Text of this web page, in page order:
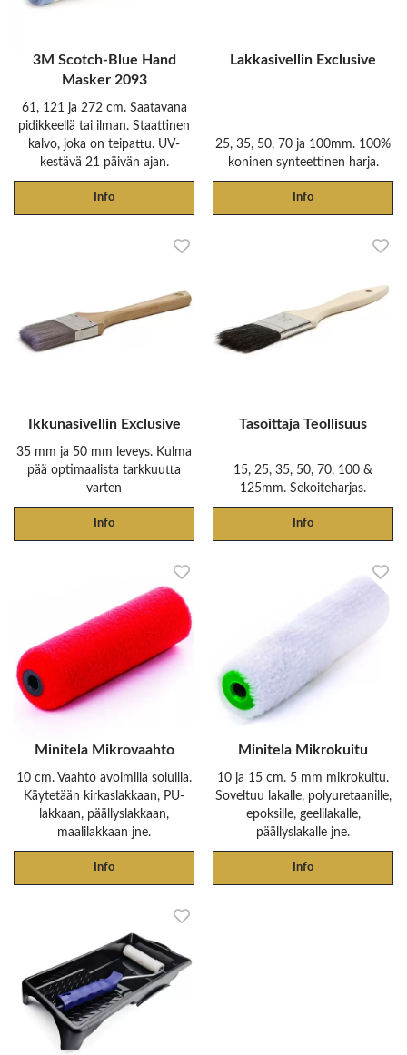
3M Scotch-Blue Hand
Masker 2093
61, 121 ja 272 cm. Saatavana
pidikkeellä tai ilman. Staattinen
kalvo, joka on teipattu. UV-
kestävä 21 päivän ajan.
Info
Lakkasivellin Exclusive
25, 35, 50, 70 ja 100mm. 100%
koninen synteettinen harja.
Info
Ikkunasivellin Exclusive
35 mm ja 50 mm leveys. Kulma
pää optimaalista tarkkuutta
varten
Info
Tasoittaja Teollisuus
15, 25, 35, 50, 70, 100 &
125mm. Sekoiteharjas.
Info
Minitela Mikrovaahto
10 cm. Vaahto avoimilla soluilla.
Käytetään kirkaslakkaan, PU-
lakkaan, päällyslakkaan,
maalilakkaan jne.
Info
Minitela Mikrokuitu
10 ja 15 cm. 5 mm mikrokuitu.
Soveltuu lakalle, polyuretaanille,
epoksille, geelilakalle,
päällyslakalle jne.
Info